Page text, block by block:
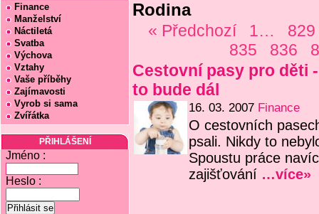
Finance
Manželství
Náctiletá
Svatba
Výchova
Vztahy
Vaše příběhy
Zajímavosti
Vyrob si sama
Zvířátka
PŘIHLÁŠENÍ
Jméno :
Heslo :
Rodina
« Předchozí
1…
829
835
836
Cestovní pasy pro děti
to bude dál
16. 03. 2007 Finance
O cestovních
psali. Nikdy to
Spoustu práce
zajišťování …více»